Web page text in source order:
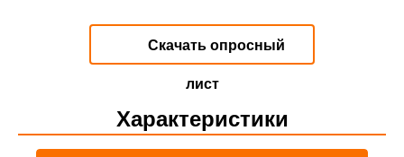
Скачать опросный
лист
Характеристики